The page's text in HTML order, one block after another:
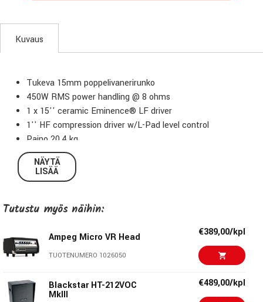
Kuvaus
Tukeva 15mm poppelivanerirunko
450W RMS power handling @ 8 ohms
1 x 15'' ceramic Eminence® LF driver
1'' HF compression driver w/L-Pad level control
Paino 20.4 kg
NÄYTÄ
LISÄÄ
Tutustu myös näihin:
Ampeg Micro VR Head
TUOTENUMERO 1026050
€389,00/kpl
Blackstar HT-212VOC
MkIII
€489,00/kpl